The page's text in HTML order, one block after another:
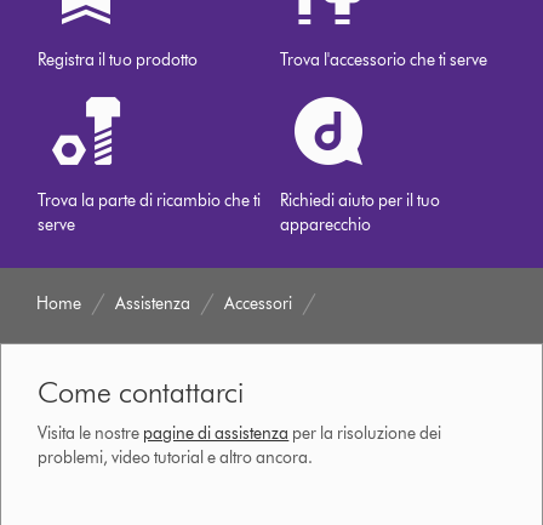
Registra il tuo prodotto Trova l'accessorio che ti serve
Trova la parte di ricambio che ti
serve
Richiedi aiuto per il tuo
apparecchio
Home Assistenza Accessori
Come contattarci
Visita le nostre pagine di assistenza per la risoluzione dei
problemi, video tutorial e altro ancora.